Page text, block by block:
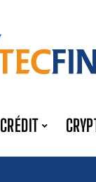
CRÉDIT